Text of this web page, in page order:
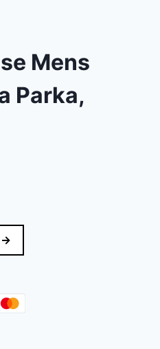
Mens
Parka,
→